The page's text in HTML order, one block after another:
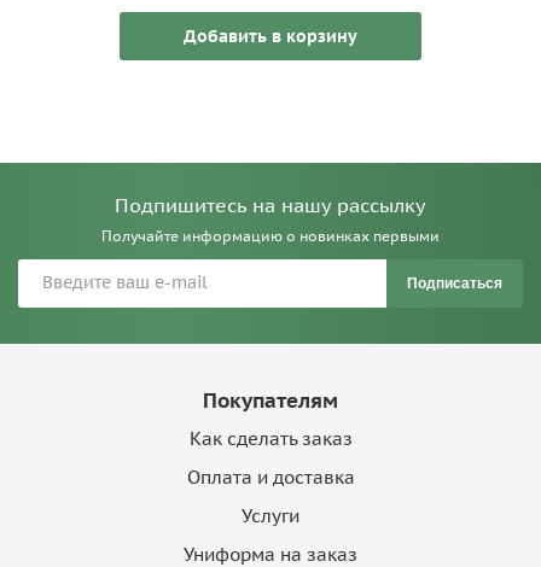
Добавить в корзину
Подпишитесь на нашу рассылку
Получайте информацию о новинках первыми
Подписаться
Покупателям
Как сделать заказ
Оплата и доставка
Услуги
Униформа на заказ